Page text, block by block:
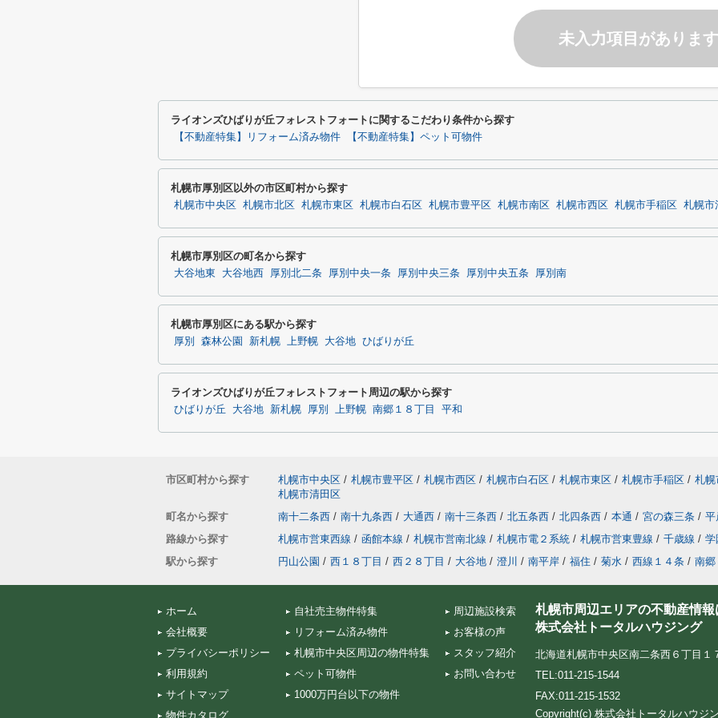
未入力項目があります
ライオンズひばりが丘フォレストフォートに関するこだわり条件から探す
【不動産特集】リフォーム済み物件 【不動産特集】ペット可物件
札幌市厚別区以外の市区町村から探す
札幌市中央区 札幌市北区 札幌市東区 札幌市白石区 札幌市豊平区 札幌市南区 札幌市西区 札幌市手稲区 札幌市
札幌市厚別区の町名から探す
大谷地東 大谷地西 厚別北二条 厚別中央一条 厚別中央三条 厚別中央五条 厚別南
札幌市厚別区にある駅から探す
厚別 森林公園 新札幌 上野幌 大谷地 ひばりが丘
ライオンズひばりが丘フォレストフォート周辺の駅から探す
ひばりが丘 大谷地 新札幌 厚別 上野幌 南郷１８丁目 平和
市区町村から探す 札幌市中央区 / 札幌市豊平区 / 札幌市西区 / 札幌市白石区 / 札幌市東区 / 札幌市手稲区 / 札幌
札幌市清田区
町名から探す
南十二条西 / 南十九条西 / 大通西 / 南十三条西 / 北五条西 / 北四条西 / 本通 / 宮の森三条 / 平
路線から探す
札幌市営東西線 / 函館本線 / 札幌市営南北線 / 札幌市電２系統 / 札幌市営東豊線 / 千歳線 / 学
駅から探す
円山公園 / 西１８丁目 / 西２８丁目 / 大谷地 / 澄川 / 南平岸 / 福住 / 菊水 / 西線１４条 / 南郷
ホーム
会社概要
プライバシーポリシー
利用規約
サイトマップ
物件カタログ
自社売主物件特集
リフォーム済み物件
札幌市中央区周辺の物件特集
ペット可物件
1000万円台以下の物件
周辺施設検索
お客様の声
スタッフ紹介
お問い合わせ
札幌市周辺エリアの不動産情報
株式会社トータルハウジング
北海道札幌市中央区南二条西６丁目１
TEL:011-215-1544
FAX:011-215-1532
Copyright(c) 株式会社トータルハウ